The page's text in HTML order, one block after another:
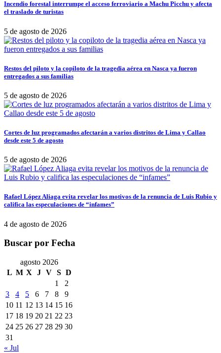
Incendio forestal interrumpe el acceso ferroviario a Machu Picchu y afecta
el traslado de turistas
5 de agosto de 2026
Restos del piloto y la copiloto de la tragedia aérea en Nasca ya fueron
entregados a sus familias
5 de agosto de 2026
Cortes de luz programados afectarán a varios distritos de Lima y Callao
desde este 5 de agosto
5 de agosto de 2026
Rafael López Aliaga evita revelar los motivos de la renuncia de Luis Rubio y
califica las especulaciones de “infames”
4 de agosto de 2026
Buscar por Fecha
agosto 2026
L M X J V S D
1
2
3
4 5 6 7 8
9
10 11 12 13 14 15 16
17 18 19 20 21 22 23
24 25 26 27 28 29 30
31
« Jul